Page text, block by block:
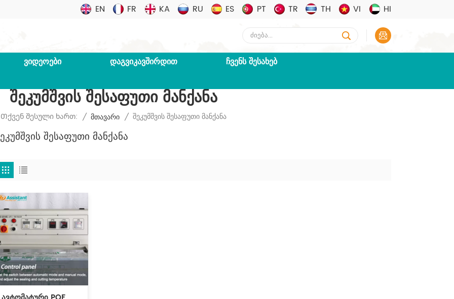
EN FR KA RU ES PT TR TH VI HI
ᲕᲘᲓᲔᲝᲔᲑᲘ ᲓᲐᲒᲕᲘᲙᲐᲕᲨᲘᲠᲓᲘᲗ
ᲩᲕᲔᲜᲡ ᲨᲔᲡᲐᲮᲔᲑ
Შეკუმშვის Შესაფუთი Მანქანა
Თქვენ Შესული Ხართ: / Მთავარი / Შეკუმშვის Შესაფუთი Მანქანა
Შესაფუთი Მანქანა